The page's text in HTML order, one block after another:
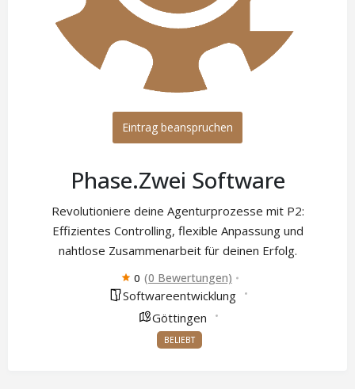
Eintrag beanspruchen
Phase.Zwei Software
Revolutioniere deine Agenturprozesse mit P2:
Effizientes Controlling, flexible Anpassung und
nahtlose Zusammenarbeit für deinen Erfolg.
0 (0 Bewertungen)
Softwareentwicklung
Göttingen
BELIEBT